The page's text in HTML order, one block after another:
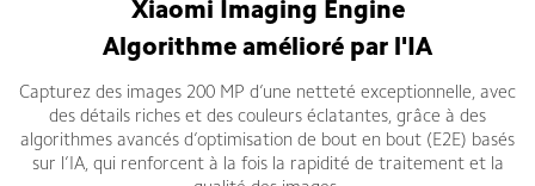
Xiaomi Imaging Engine
Algorithme amélioré par l'IA
Capturez des images 200 MP d’une netteté exceptionnelle, avec
des détails riches et des couleurs éclatantes, grâce à des
algorithmes avancés d’optimisation de bout en bout (E2E) basés
sur l’IA, qui renforcent à la fois la rapidité de traitement et la